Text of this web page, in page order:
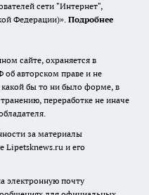
сети "Интернет",
Федерации)». Подробнее
сайте, охраняется в
об авторском праве и не
бы то ни было форме, в
переработке не иначе
за материалы
Lipetsknews.ru и его
электронную почту